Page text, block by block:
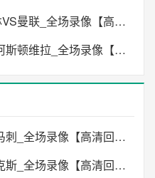
2026年05月17日 诺丁汉森林VS曼联_全场录像【高清回放】
2026年05月16日 利物浦VS阿斯顿维拉_全场录像【高清回放】
2026年06月14日 尼克斯VS马刺_全场录像【高清回放】
2026年06月11日 马刺VS尼克斯_全场录像【高清回放】